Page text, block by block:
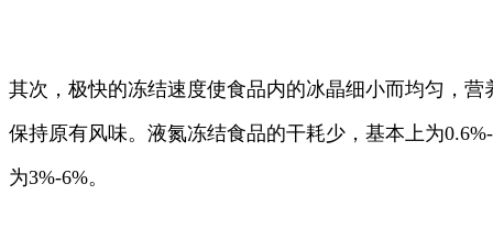
其次，极快的冻结速度使食品内的冰晶细小而均匀，营
保持原有风味。液氮冻结食品的干耗少，基本上为
为3%-6%。